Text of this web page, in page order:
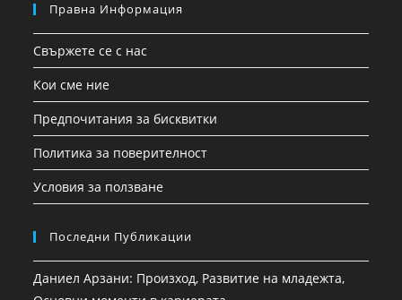
Правна Информация
Свържете се с нас
Кои сме ние
Предпочитания за бисквитки
Политика за поверителност
Условия за ползване
Последни Публикации
Даниел Арзани: Произход, Развитие на младежта,